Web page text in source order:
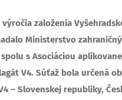
založenia
Ministerstvo
s Asociáciou
V4. Súťaž bola určená
– Slovenskej republiky,